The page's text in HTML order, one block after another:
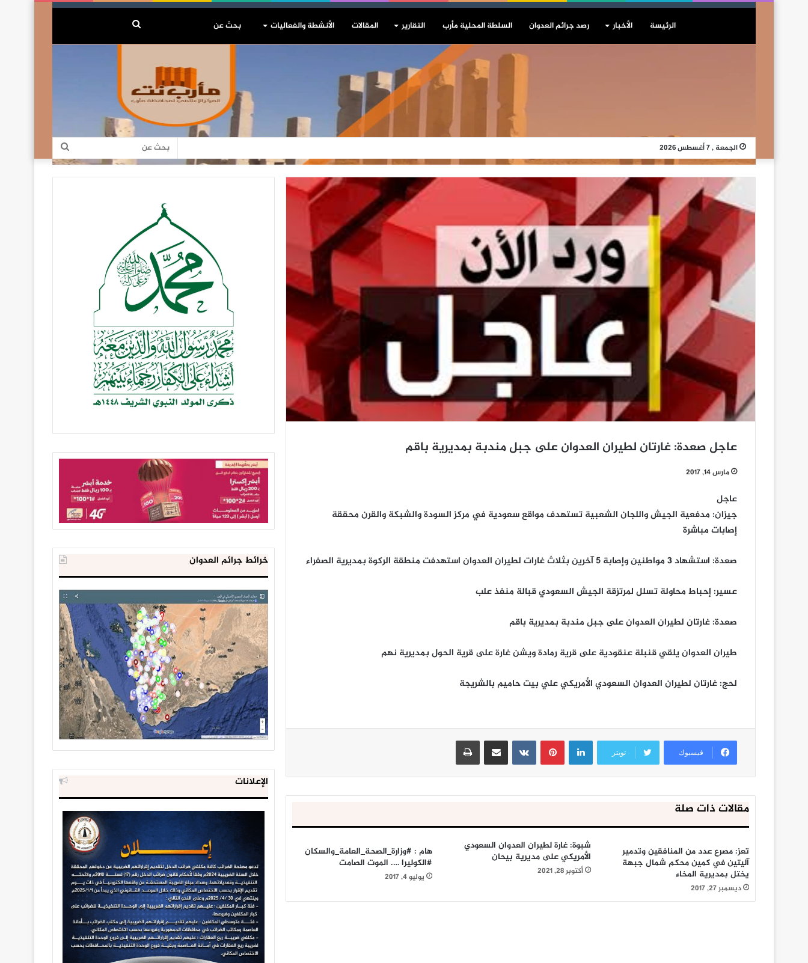
الرئيسة الأخبار رصد جرائم العدوان السلطة المحلية مأرب التقارير المقالات الأنشطة والفعاليات بحث
الجمعة , 7 أغسطس 2026
بحث
عن
عاجل صعدة: غارتان لطيران العدوان على جبل مندبة بمديرية باقم
مارس 14, 2017
عاجل
جيزان: مدفعية الجيش واللجان الشعبية تستهدف مواقع سعودية في مركز السودة والشبكة والقرن محققة
إصابات مباشرة
صعدة: استشهاد 3 مواطنين وإصابة 5 آخرين بثلاث غارات لطيران العدوان استهدفت منطقة الركوة بمديرية الصفراء
عسير: إحباط محاولة تسلل لمرتزقة الجيش السعودي قبالة منفذ علب
صعدة: غارتان لطيران العدوان على جبل مندبة بمديرية باقم
طيران العدوان يلقي قنبلة عنقودية على قرية رمادة ويشن غارة على قرية الحول بمديرية نهم
لحج: غارتان لطيران العدوان السعودي الأمريكي علي بيت حاميم بالشريجة
فيسبوك تويتر
لينكدإنبينتيريست مشاركة عبر البريد طباعة
مقالات ذات صلة
تعز: مصرع عدد من المنافقين وتدمير
آليتين في كمين محكم شمال جبهة
يختل بمديرية المخاء
ديسمبر 27, 2017
شبوة: غارة لطيران العدوان السعودي
الأمريكي على مديرية بيحان
أكتوبر 28, 2021
هام : #وزارة_الصحة_العامة_والسكان
#الكوليرا …. الموت الصامت
يوليو 4, 2017
خرائط جرائم العدوان
الإعلانات